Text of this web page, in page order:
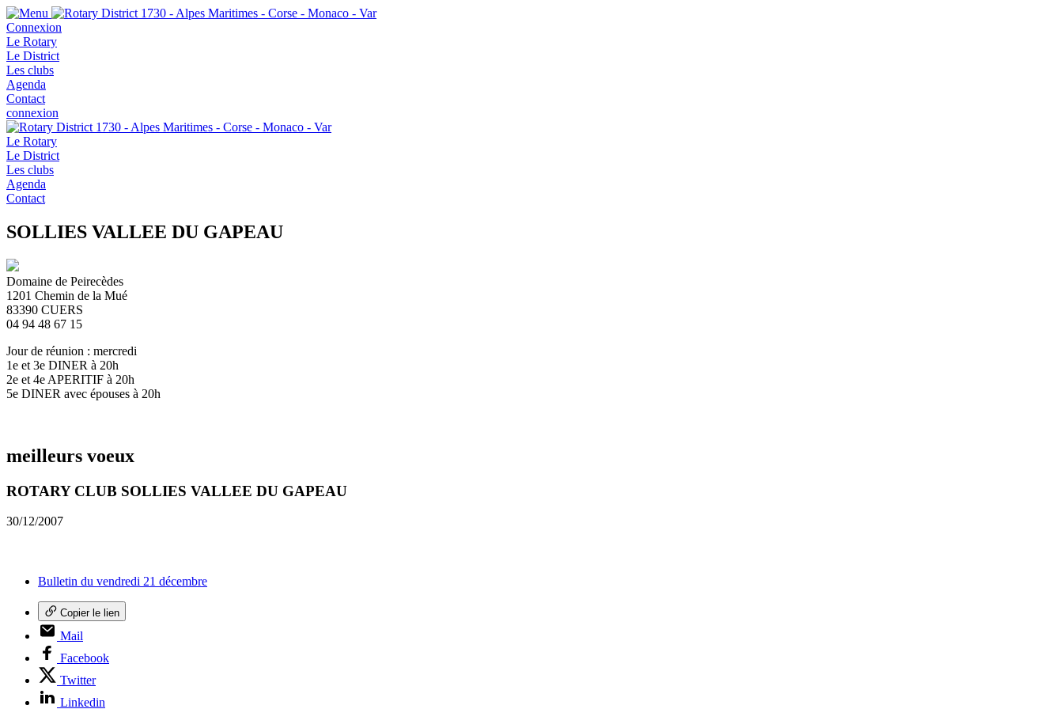
Connexion
Le Rotary
Le District
Les clubs
Agenda
Contact
connexion
Le Rotary
Le District
Les clubs
Agenda
Contact
SOLLIES VALLEE DU GAPEAU
Domaine de Peirecèdes
1201 Chemin de la Mué
83390 CUERS
04 94 48 67 15
Jour de réunion : mercredi
1e et 3e DINER à 20h
2e et 4e APERITIF à 20h
5e DINER avec épouses à 20h
meilleurs voeux
ROTARY CLUB SOLLIES VALLEE DU GAPEAU
30/12/2007
Bulletin du vendredi 21 décembre
Copier le lien
Mail
Facebook
Twitter
Linkedin